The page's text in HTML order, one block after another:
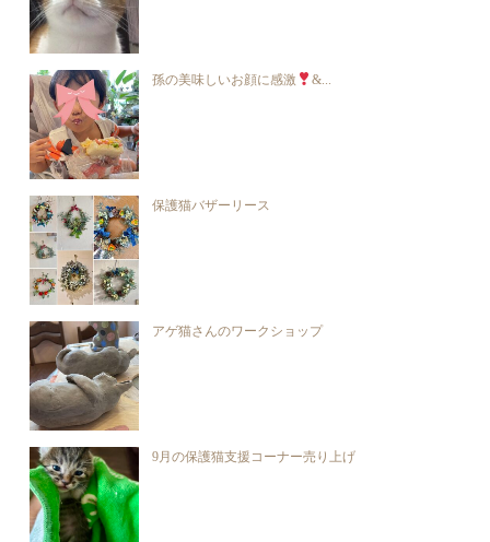
孫の美味しいお顔に感激 &...
保護猫バザーリース
アゲ猫さんのワークショップ
9月の保護猫支援コーナー売り上げ